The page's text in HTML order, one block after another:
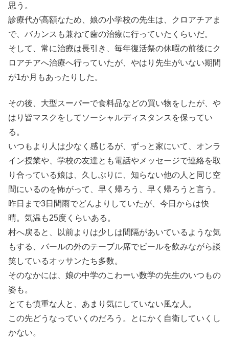
思う。
診療代が高額なため、娘の小学校の先生は、クロアチアま
で、バカンスも兼ねて歯の治療に行っていたくらいだ。
そして、常に治療は長引き、毎年復活祭の休暇の前後にク
ロアチアへ治療へ行っていたが、やはり先生がいない期間
が1か月もあったりした。
その後、大型スーパーで食料品などの買い物をしたが、や
はり皆マスクをしてソーシャルディスタンスを保ってい
る。
いつもより人は少なく感じるが、ずっと家にいて、オンラ
イン授業や、学校の友達とも電話やメッセージで連絡を取
り合っている娘は、久しぶりに、知らない他の人と同じ空
間にいるのを怖がって、早く帰ろう、早く帰ろうと言う。
昨日まで3日間雨でどんよりしていたが、今日からは快
晴。気温も25度くらいある。
村へ戻ると、以前よりは少しは間隔があいているような気
もする、バールの外のテーブル席でビールを飲みながら談
笑しているオッサンたち多数。
そのなかには、娘の中学のこわーい数学の先生のいつもの
姿も。
とても慎重な人と、あまり気にしていない風な人。
この先どうなっていくのだろう。とにかく自衛していくし
かない。